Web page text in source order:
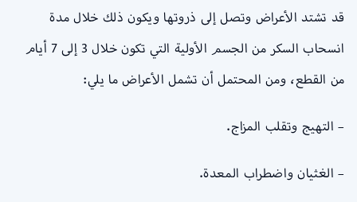
قد تشتد الأعراض وتصل إلى ذروتها ويكون ذلك خلال مدة
انسحاب السكر من الجسم الأولية التي تكون خلال 3 إلى 7 أيام
من القطع، ومن المحتمل أن تشمل الأعراض ما يلي:
– التهيج وتقلب المزاج.
– الغثيان واضطراب المعدة.